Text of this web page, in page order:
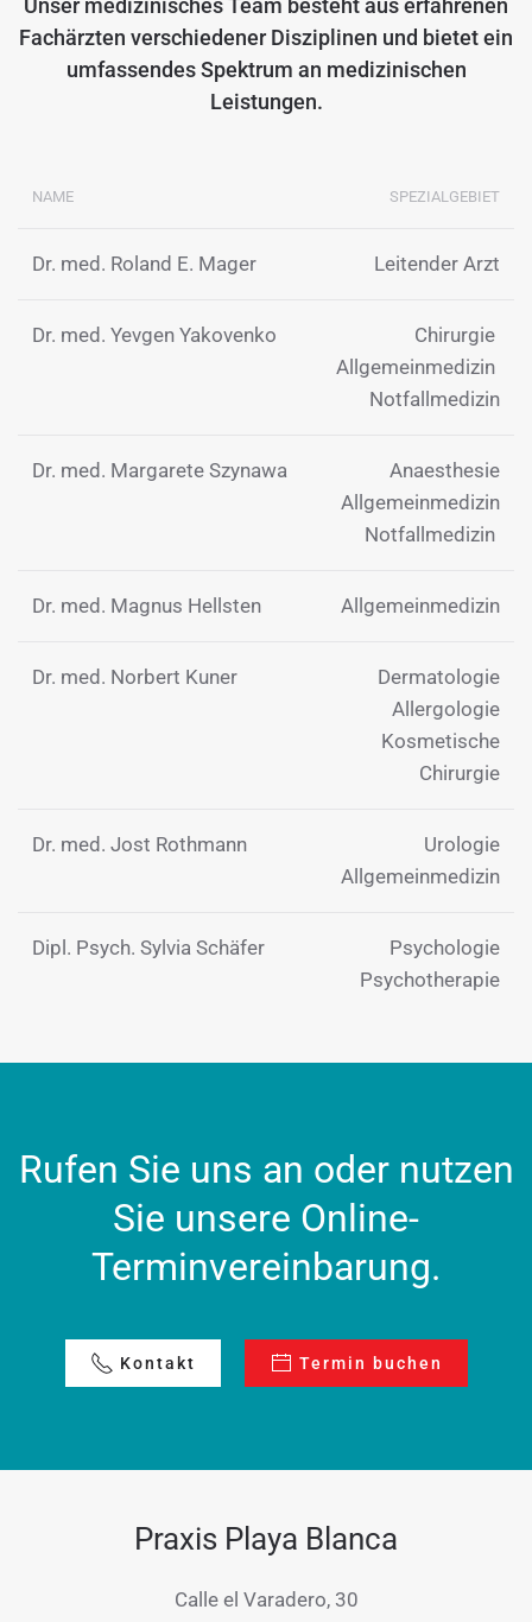
Fachärzten verschiedener Disziplinen und bietet ein
umfassendes Spektrum an medizinischen
Leistungen.
NAME SPEZIALGEBIET
Dr. med. Roland E. Mager Leitender Arzt
Dr. med. Yevgen Yakovenko
Chirurgie
Allgemeinmedizin
Notfallmedizin
Dr. med. Margarete Szynawa
Anaesthesie
Allgemeinmedizin
Notfallmedizin
Dr. med. Magnus Hellsten Allgemeinmedizin
Dr. med. Norbert Kuner
Dermatologie
Allergologie
Kosmetische
Chirurgie
Dr. med. Jost Rothmann
Urologie
Allgemeinmedizin
Dipl. Psych. Sylvia Schäfer
Psychologie
Psychotherapie
Rufen Sie uns an oder nutzen
Sie unsere Online-
Terminvereinbarung.
Kontakt Termin buchen
Praxis Playa Blanca
Calle el Varadero, 30